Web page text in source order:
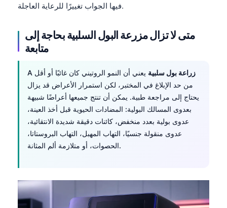
فيها الجواب تغييرًا للرعاية العاجلة.
متى لا تزال مزرعة البول السلبية بحاجة إلى
متابعة
A زراعة بول سلبية يعني أن النمو الروتيني كان غائبًا أو أقل
من حد الإبلاغ في المختبر، لكن استمرار الأعراض قد يزال
يحتاج إلى مراجعة طبية. يمكن أن تنتج جميعها أعراضًا شبيهة
بعدوى المسالك البولية: المضادات الحيوية قبل أخذ العينة،
عدوى بولية بعدد منخفض، كائنات دقيقة شديدة الانتقائية،
عدوى منقولة جنسيًا، التهاب المهبل، التهاب البروستاتا،
الحصوات، أو متلازمة ألم المثانة.
ဗမာစာ
Kiswahili
አማርኛ
Українська
O‘zbekcha
Català
Suomi
Hrvatski
Slovenčina